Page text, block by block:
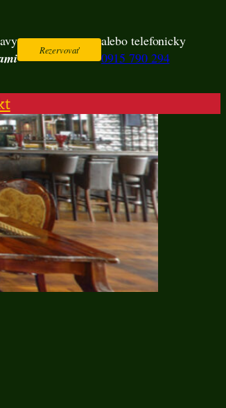
Rezervovať
alebo telefonicky
0915 790 294